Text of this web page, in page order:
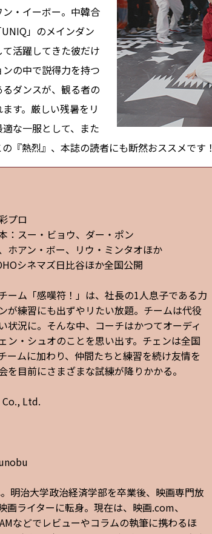
・イーボー。中韓合
」のメインダン
活躍してきた彼だけ
の中で説得力を持つ
ダンスが、観る者の
す。厳しい残暑をリ
な一服として、また
『熱烈』、本誌の読者にも断然おススメです！
プロ
スー・ビョウ、ダー・ポン
ホアン・ボー、リウ・ミンタオほか
シネマズ日比谷ほか全国公開
ーム「感嘆符！」は、社長の1人息子である力
が練習にも出ずやリたい放題。チームは代役
状況に。そんな中、コーチはかつてオーディ
ン・シュオのことを思い出す。チェンは全国
ームに加わり、仲間たちと練習を続け友情を
を目前にさまざまな試練が降りかかる。
Ltd.
明治大学政治経済学部を卒業後、映画専門放
画ライターに転身。現在は、映画.com、
などでレビューやコラムの執筆に携わるほ